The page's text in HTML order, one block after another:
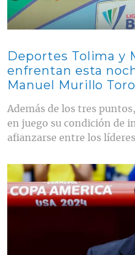
Deportes Tolima y
enfrentan esta
Manuel Murillo Toro
Además de los tres
en juego su condición de
afianzarse entre los
Contenido multimedia principal